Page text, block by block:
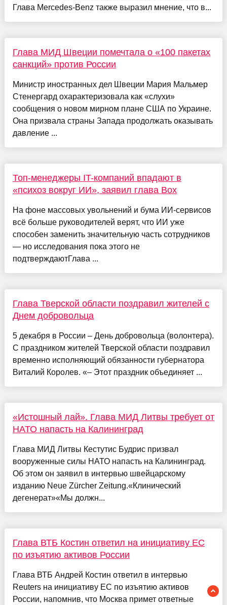
Глава Mercedes-Benz также выразил мнение, что в...
Глава МИД Швеции помечтала о «100 пакетах
санкций» против России
Министр иностранных дел Швеции Мария Мальмер
Стенергард охарактеризовала как «слухи»
сообщения о новом мирном плане США по Украине.
Она призвала страны Запада продолжать оказывать
давление ...
Топ-менеджеры IT-компаний впадают в
«психоз вокруг ИИ», заявил глава Box
На фоне массовых увольнений и бума ИИ-сервисов
всё больше руководителей верят, что ИИ уже
способен заменить значительную часть сотрудников
— но исследования пока этого не
подтверждаютГлава ...
Глава Тверской области поздравил жителей с
Днем добровольца
5 декабря в России – День добровольца (волонтера).
С праздником жителей Тверской области поздравил
временно исполняющий обязанности губернатора
Виталий Королев. «– Этот праздник объединяет ...
«Истошный лай». Глава МИД Литвы требует от
НАТО напасть на Калининград
Глава МИД Литвы Кестутис Будрис призвал
вооруженные силы НАТО напасть на Калининград.
Об этом он заявил в интервью швейцарскому
изданию Neue Zürcher Zeitung.«Клинический
дегенерат»«Мы должн...
Глава ВТБ Костин ответил на инициативу ЕС
по изъятию активов России
Глава ВТБ Андрей Костин ответил в интервью
Reuters на инициативу ЕС по изъятию активов
России, напомнив, что Москва примет ответные